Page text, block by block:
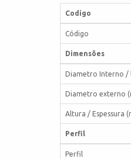
Codigo
Código
Dimensões
Diametro Interno /
Diametro externo
Altura / Espessura
Perfil
Perfil